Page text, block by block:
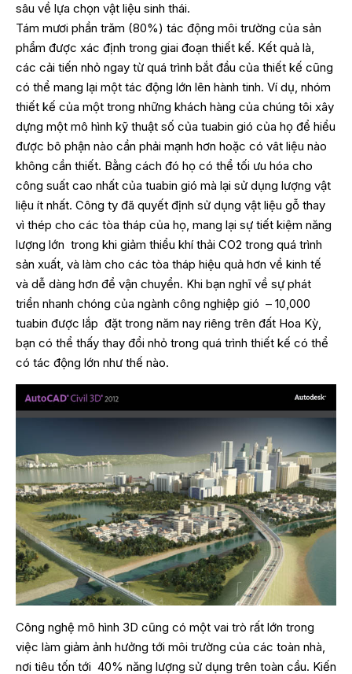
sâu về lựa chọn vật liệu sinh thái.
Tám mươi phần trăm (80%) tác động môi trường của sản
phẩm được xác định trong giai đoạn thiết kế. Kết quả là,
các cải tiến nhỏ ngay từ quá trình bắt đầu của thiết kế cũng
có thể mang lại một tác động lớn lên hành tinh. Ví dụ, nhóm
thiết kế của một trong những khách hàng của chúng tôi xây
dựng một mô hình kỹ thuật số của tuabin gió của họ để hiểu
được bô phận nào cần phải mạnh hơn hoặc có vât liệu nào
không cần thiết. Bằng cách đó họ có thể tối ưu hóa cho
công suất cao nhất của tuabin gió mà lại sử dụng lượng vật
liệu ít nhất. Công ty đã quyết định sử dụng vật liệu gỗ thay
vì thép cho các tòa tháp của họ, mang lại sự tiết kiệm năng
lượng lớn trong khi giảm thiểu khí thải CO2 trong quá trình
sản xuất, và làm cho các tòa tháp hiệu quả hơn về kinh tế
và dễ dàng hơn để vận chuyển. Khi bạn nghĩ về sự phát
triển nhanh chóng của ngành công nghiệp gió – 10,000
tuabin được lắp đặt trong năm nay riêng trên đất Hoa Kỳ,
bạn có thể thấy thay đổi nhỏ trong quá trình thiết kế có thể
có tác động lớn như thế nào.
Công nghệ mô hình 3D cũng có một vai trò rất lớn trong
việc làm giảm ảnh hưởng tới môi trường của các toàn nhà,
nơi tiêu tốn tới 40% năng lượng sử dụng trên toàn cầu. Kiến